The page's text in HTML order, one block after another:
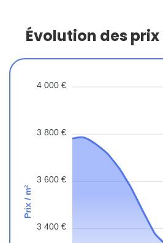
Évolution des
4 000 €
3 800 €
3 600 €
3 400 €
Prix / m²